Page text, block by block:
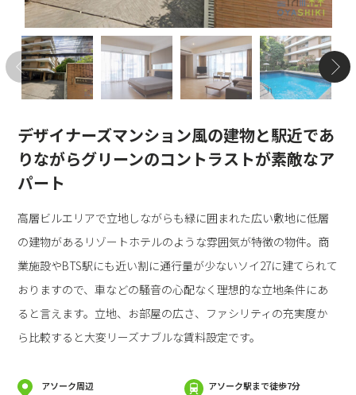
デザイナーズマンション風の建物と駅近であ
りながらグリーンのコントラストが素敵なア
パート
高層ビルエリアで立地しながらも緑に囲まれた広い敷地に低層
の建物があるリゾートホテルのような雰囲気が特徴の物件。商
業施設やBTS駅にも近い割に通行量が少ないソイ27に建てられて
おりますので、車などの騒音の心配なく理想的な立地条件にあ
ると言えます。立地、お部屋の広さ、ファシリティの充実度か
ら比較すると大変リーズナブルな賃料設定です。
アソーク周辺
アソーク駅まで徒歩7分